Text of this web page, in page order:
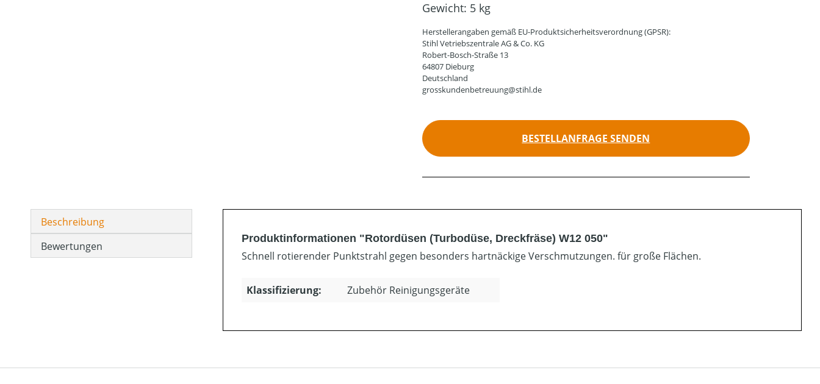
Gewicht: 5 kg
Herstellerangaben gemäß EU-Produktsicherheitsverordnung (GPSR):
Stihl Vetriebszentrale AG & Co. KG
Robert-Bosch-Straße 13
64807 Dieburg
Deutschland
grosskundenbetreuung@stihl.de
BESTELLANFRAGE SENDEN
Beschreibung
Bewertungen
Produktinformationen "Rotordüsen (Turbodüse, Dreckfräse) W12 050"
Schnell rotierender Punktstrahl gegen besonders hartnäckige Verschmutzungen. für große Flächen.
Klassifizierung: Zubehör Reinigungsgeräte